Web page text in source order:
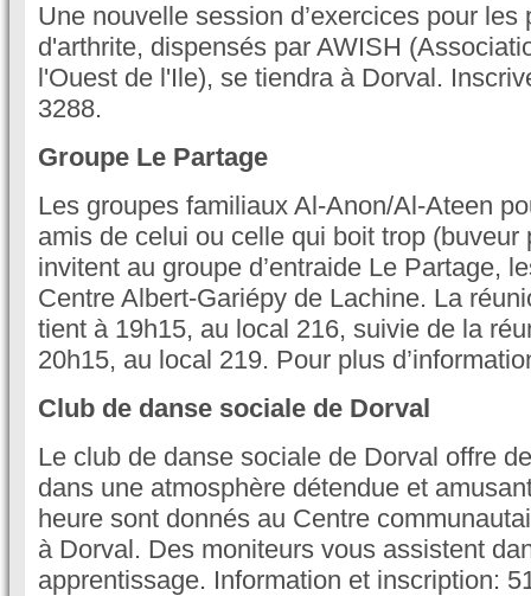
Une nouvelle session d’exercices pour les
d'arthrite, dispensés par AWISH
l'Ouest de l'Ile), se tiendra à Dorval.
3288.
Groupe Le Partage
Les groupes familiaux Al-Anon/Al-Ateen
amis de celui ou celle qui boit trop (buveur
invitent au groupe d’entraide Le Partage,
Centre Albert-Gariépy de Lachine. La
tient à 19h15, au local 216, suivie de la
20h15, au local 219. Pour plus
Club de danse sociale de Dorval
Le club de danse sociale de Dorval offre
dans une atmosphère détendue et
heure sont donnés au Centre
à Dorval. Des moniteurs vous assistent
apprentissage. Information et inscription: